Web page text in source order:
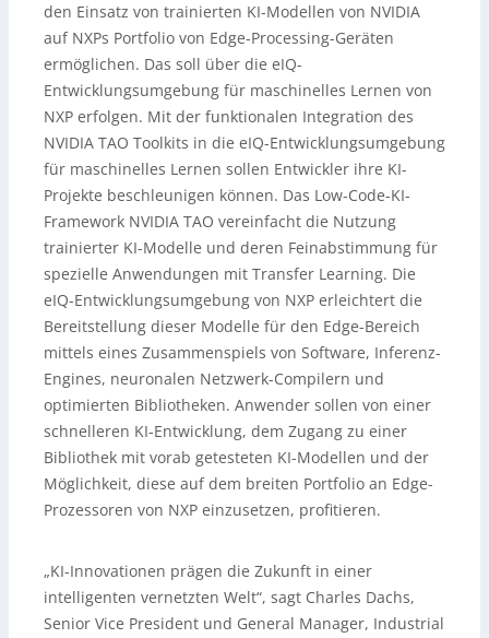
den Einsatz von trainierten KI-Modellen von NVIDIA
auf NXPs Portfolio von Edge-Processing-Geräten
ermöglichen. Das soll über die eIQ-
Entwicklungsumgebung für maschinelles Lernen von
NXP erfolgen. Mit der funktionalen Integration des
NVIDIA TAO Toolkits in die eIQ-Entwicklungsumgebung
für maschinelles Lernen sollen Entwickler ihre KI-
Projekte beschleunigen können. Das Low-Code-KI-
Framework NVIDIA TAO vereinfacht die Nutzung
trainierter KI-Modelle und deren Feinabstimmung für
spezielle Anwendungen mit Transfer Learning. Die
eIQ-Entwicklungsumgebung von NXP erleichtert die
Bereitstellung dieser Modelle für den Edge-Bereich
mittels eines Zusammenspiels von Software, Inferenz-
Engines, neuronalen Netzwerk-Compilern und
optimierten Bibliotheken. Anwender sollen von einer
schnelleren KI-Entwicklung, dem Zugang zu einer
Bibliothek mit vorab getesteten KI-Modellen und der
Möglichkeit, diese auf dem breiten Portfolio an Edge-
Prozessoren von NXP einzusetzen, profitieren.
„KI-Innovationen prägen die Zukunft in einer
intelligenten vernetzten Welt“, sagt Charles Dachs,
Senior Vice President und General Manager, Industrial